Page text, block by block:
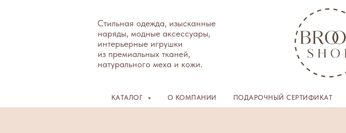
Стильная одежда, изысканные
наряды, модные аксессуары,
интерьерные игрушки
из премиальных тканей,
натурального меха и кожи.
КАТАЛОГ О КОМПАНИИ ПОДАРОЧНЫЙ СЕРТИФИКАТ